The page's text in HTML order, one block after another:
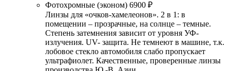
Фотохромные (эконом) 6900 ₽
Линзы для «очков-хамелеонов». 2 в 1: в
помещении – прозрачные, на солнце – темные.
Степень затемнения зависит от уровня УФ-
излучения. UV- защита. Не темнеют в машине, т.к.
лобовое стекло автомобиля слабо пропускает
ультрафиолет. Качественные, проверенные линзы